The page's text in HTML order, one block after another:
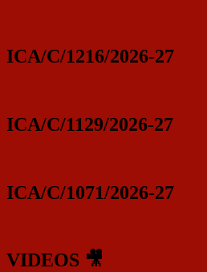
ICA/C/1216/2026-27
ICA/C/1129/2026-27
ICA/C/1071/2026-27
VIDEOS 🎥